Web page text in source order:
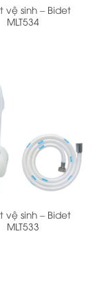
vệ sinh – Bidet
MLT534
vệ sinh – Bidet
MLT533